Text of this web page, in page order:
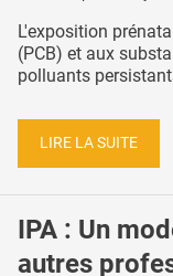
L'exposition
(PCB) et aux
polluants
LIRE LA SUITE
IPA : Un
autres